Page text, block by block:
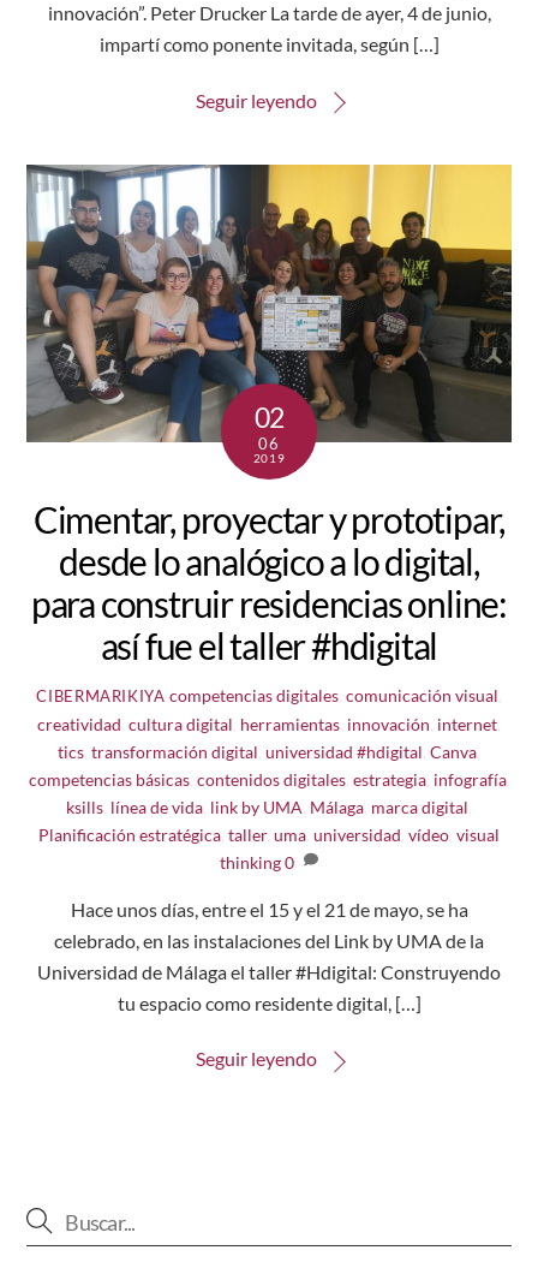
innovación”. Peter Drucker La tarde de ayer, 4 de junio,
impartí como ponente invitada, según […]
Seguir leyendo
02
06
2019
Cimentar, proyectar y prototipar,
desde lo analógico a lo digital,
para construir residencias online:
así fue el taller #hdigital
CIBERMARIKIYA competencias digitales, comunicación visual
creatividad cultura digital herramientas innovación internet
tics transformación digital universidad #hdigital Canva
competencias básicas, contenidos digitales, estrategia, infografía,
ksills línea de vida link by UMA Málaga marca digital
Planificación estratégica taller, uma universidad vídeo visual
thinking0
Hace unos días, entre el 15 y el 21 de mayo, se ha
celebrado, en las instalaciones del Link by UMA de la
Universidad de Málaga el taller #Hdigital: Construyendo
tu espacio como residente digital, […]
Seguir leyendo